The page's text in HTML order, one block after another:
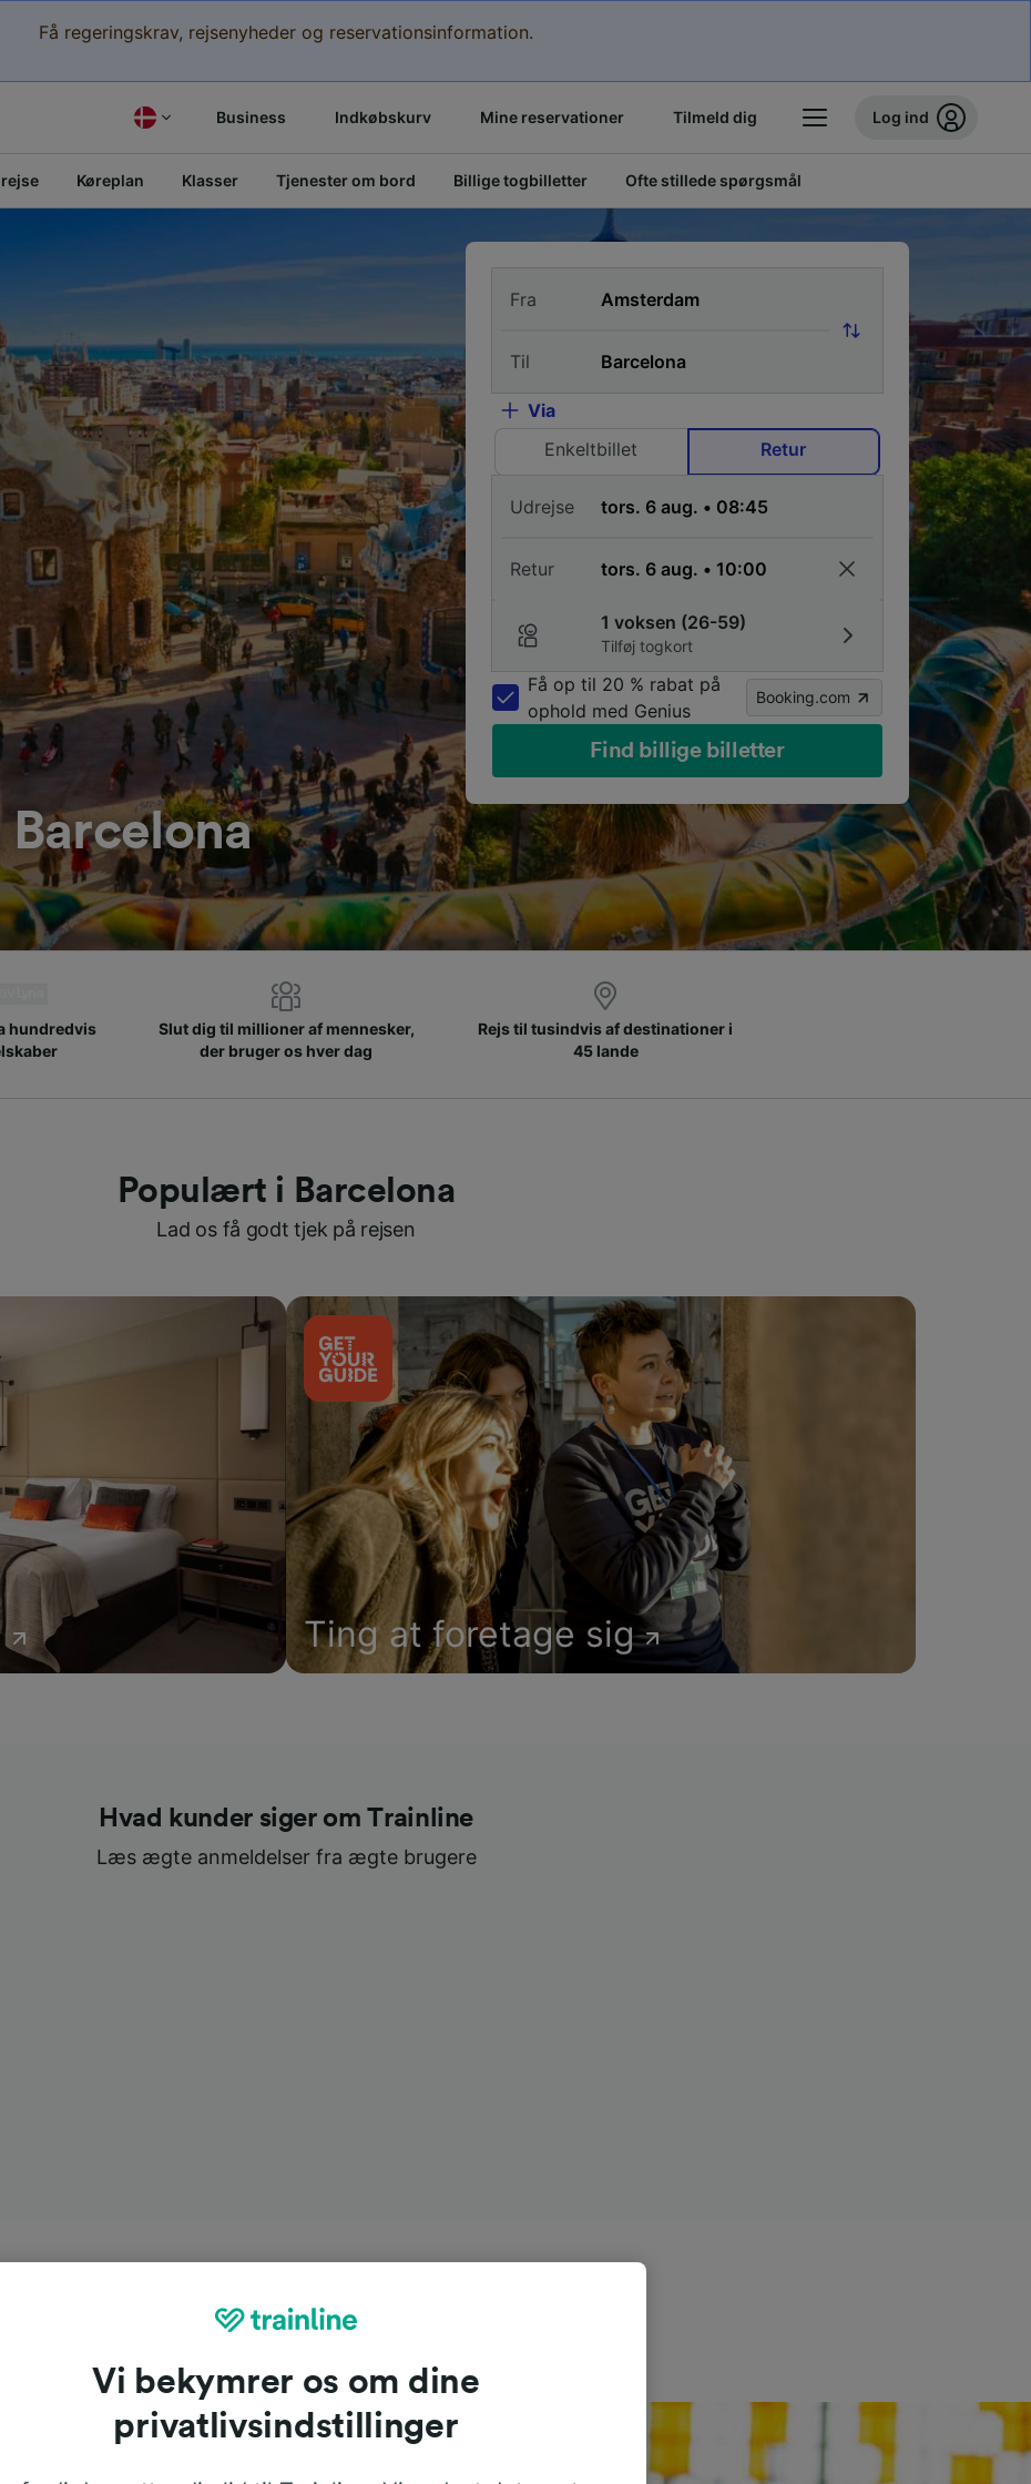
Få regeringskrav, rejsenyheder og reservationsinformation.
Business Indkøbskurv Mine reservationer Tilmeld dig Log ind
Køreplan Klasser Tjenester om bord Billige togbilletter Ofte stillede spørgsmål
Fra
Til
Via
Enkeltbillet
Retur
Udrejse
Retur
1 voksen (26-59)
Tilføj togkort
Få op til 20 % rabat på
ophold med Genius
Booking.com
Find billige billetter
hundredvis
Slut dig til millioner af mennesker,
der bruger os hver dag
Rejs til tusindvis af destinationer i
45 lande
Populært i Barcelona
Lad os få godt tjek på rejsen
Ting at foretage sig
Hvad kunder siger om Trainline
Læs ægte anmeldelser fra ægte brugere
Vi bekymrer os om dine
privatlivsindstillinger